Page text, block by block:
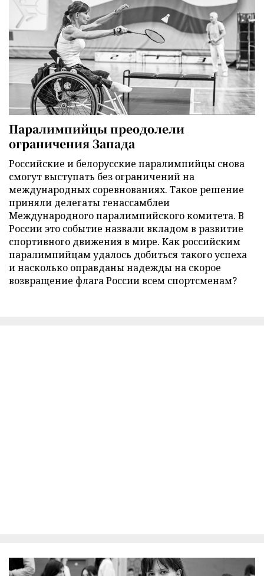
Паралимпийцы преодолели
ограничения Запада
Российские и белорусские паралимпийцы снова
смогут выступать без ограничений на
международных соревнованиях. Такое решение
приняли делегаты генассамблеи
Международного паралимпийского комитета. В
России это событие назвали вкладом в развитие
спортивного движения в мире. Как российским
паралимпийцам удалось добиться такого успеха
и насколько оправданы надежды на скорое
возвращение флага России всем спортсменам?